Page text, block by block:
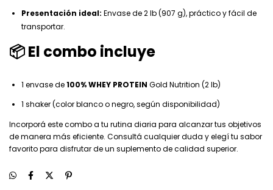
Presentación ideal: Envase de 2 lb (907 g), práctico y fácil de
transportar.
📦 El combo incluye
1 envase de100% WHEY PROTEIN Gold Nutrition (2 lb)
1 shaker (color blanco o negro, según disponibilidad)
Incorporá este combo a tu rutina diaria para alcanzar tus objetivos
de manera más eficiente. Consultá cualquier duda y elegí tu sabor
favorito para disfrutar de un suplemento de calidad superior.